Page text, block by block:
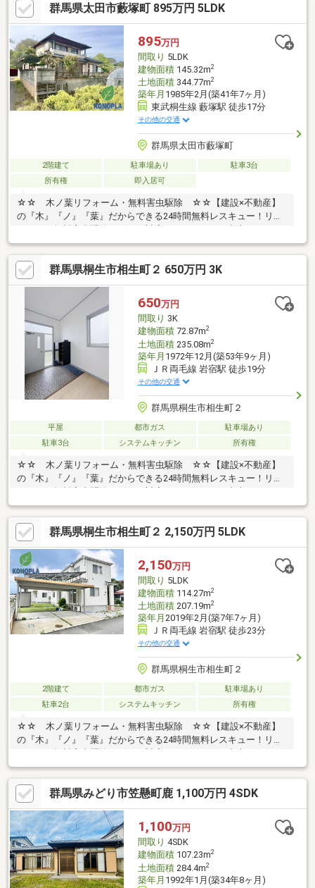
群馬県太田市藪塚町 895万円 5LDK
895万円
間取り 5LDK
建物面積145.32m2
土地面積344.77m2
築年月 1985年2月(築41年7ヶ月)
東武桐生線 藪塚駅 徒歩17分
その他の交通
群馬県太田市藪塚町
2階建て 駐車場あり
駐車3台
所有権
即入居可
☆☆ 木ノ葉リフォーム・無料害虫駆除 ☆☆【建設×不動産】
の『木』『ノ』『葉』だからできる24時間無料レスキュー！リフ
ターサービスがついており、住んでからの安心をずっとお届けし
ます！内覧時に、無料相談・お見積りも物件ごとに作成可能！！
オウチ探しも、リフォームも一緒に相談できます！＼弊社には、
『きつね隊』・『ゴリラ隊』という無料かけつけサービスの仕組
みが、整っています♪／住んでからのお家トラブル、緊急対応も承
っております♪お家のこと、すべて木ノ葉プランニングにお任せく
ださい＾＾
群馬県桐生市相生町２ 650万円 3K
650万円
間取り 3K
建物面積72.87m2
土地面積235.08m2
築年月 1972年12月(築53年9ヶ月)
ＪＲ両毛線 岩宿駅 徒歩19分
その他の交通
群馬県桐生市相生町２
平屋 都市ガス
駐車場あり
駐車3台
システムキッチン 所有権
☆☆ 木ノ葉リフォーム・無料害虫駆除 ☆☆【建設×不動産】
の『木』『ノ』『葉』だからできる24時間無料レスキュー！リフ
ターサービスがついており、住んでからの安心をずっとお届けし
ます！内覧時に、無料相談・お見積りも物件ごとに作成可能！！
オウチ探しも、リフォームも一緒に相談できます！＼弊社には、
『きつね隊』・『ゴリラ隊』という無料かけつけサービスの仕組
みが、整っています♪／住んでからのお家トラブル、緊急対応も承
っております♪お家のこと、すべて木ノ葉プランニングにお任せく
ださい＾＾
群馬県桐生市相生町２ 2,150万円 5LDK
2,150万円
間取り 5LDK
建物面積114.27m2
土地面積207.19m2
築年月 2019年2月(築7年7ヶ月)
ＪＲ両毛線 岩宿駅 徒歩23分
その他の交通
群馬県桐生市相生町２
2階建て 都市ガス
駐車場あり
駐車2台
システムキッチン 所有権
☆☆ 木ノ葉リフォーム・無料害虫駆除 ☆☆【建設×不動産】
の『木』『ノ』『葉』だからできる24時間無料レスキュー！リフ
ターサービスがついており、住んでからの安心をずっとお届けし
ます！内覧時に、無料相談・お見積りも物件ごとに作成可能！！
オウチ探しも、リフォームも一緒に相談できます！＼弊社には、
『きつね隊』・『ゴリラ隊』という無料かけつけサービスの仕組
みが、整っています♪／住んでからのお家トラブル、緊急対応も承
っております♪お家のこと、すべて木ノ葉プランニングにお任せく
ださい＾＾
群馬県みどり市笠懸町鹿 1,100万円 4SDK
1,100万円
間取り 4SDK
建物面積107.23m2
土地面積284.4m2
築年月 1992年1月(築34年8ヶ月)